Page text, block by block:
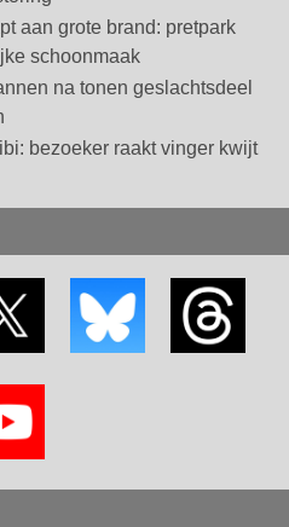
aan grote brand: pretpark
schoonmaak
na tonen geslachtsdeel
bezoeker raakt vinger kwijt